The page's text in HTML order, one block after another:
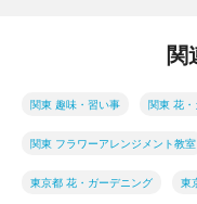
関
関東 趣味・習い事 関東 花
関東 フラワーアレンジメント教室
東京都 花・ガーデニング 東